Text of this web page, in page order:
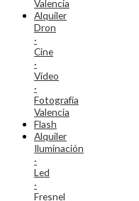
Valencia
Alquiler
Dron
·
Cine
·
Vídeo
·
Fotografía
Valencia
Flash
Alquiler
Iluminación
·
Led
·
Fresnel